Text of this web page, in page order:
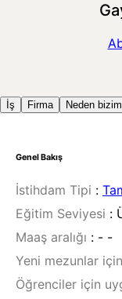
İş Firma Neden
Genel Bakış
İstihdam Tipi :
Eğitim Seviyesi :
Maaş aralığı : - -
Yeni mezunlar
Öğrenciler için